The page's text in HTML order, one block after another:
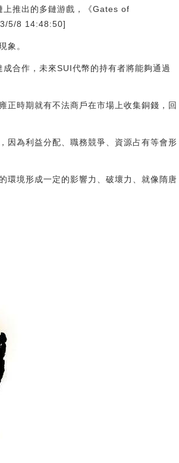
推出的多鏈游戲，《Gates of
5/8 14:48:50]
象。
合作，未來SUI代幣的持有者將能夠通過
正時期就有不法商戶在市場上收集銅錢，回
因為利益分配、職務競爭、資源占有等會形
環境形成一定的影響力、破壞力、就像隋唐